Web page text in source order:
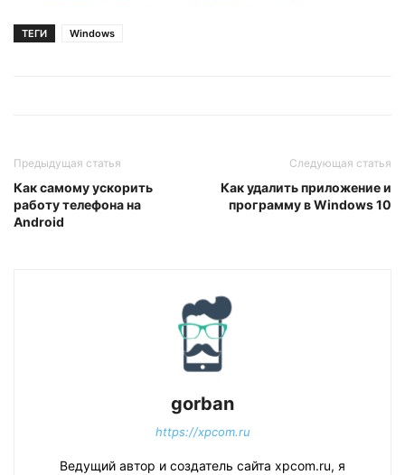
ТЕГИ Windows
Предыдущая статья
Как самому ускорить
работу телефона на
Android
Следующая статья
Как удалить приложение и
программу в Windows 10
gorban
https://xpcom.ru
Ведущий автор и создатель сайта xpcom.ru, я